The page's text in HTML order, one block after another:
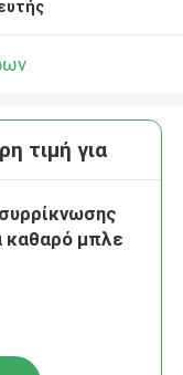
τιμή για
καθαρό μπλε